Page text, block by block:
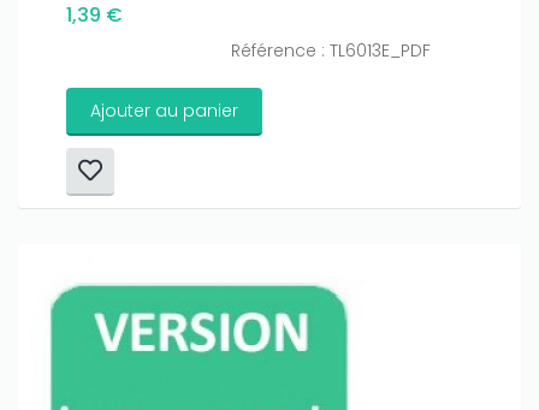
1,39 €
Référence : TL6013E_PDF
Ajouter au panier